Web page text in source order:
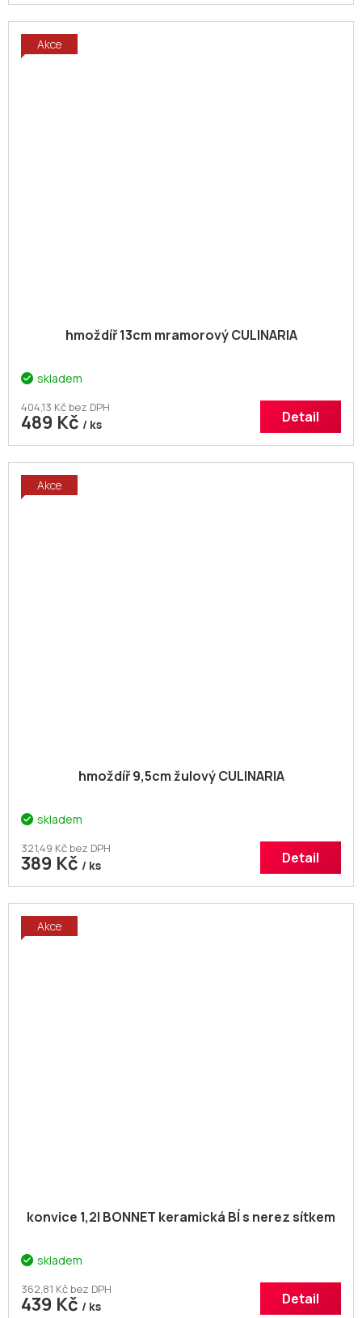
Akce
hmoždíř 13cm mramorový CULINARIA
skladem
404,13 Kč bez DPH
489 Kč / ks Detail
Akce
hmoždíř 9,5cm žulový CULINARIA
skladem
321,49 Kč bez DPH
389 Kč / ks Detail
Akce
konvice 1,2l BONNET keramická BÍ s nerez sítkem
skladem
362,81 Kč bez DPH
439 Kč / ks Detail